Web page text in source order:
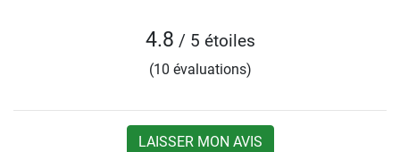
4.8 / 5 étoiles
(10 évaluations)
LAISSER MON AVIS